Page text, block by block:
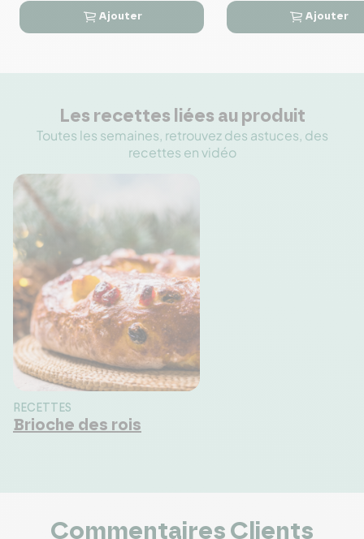
 
Ajouter
 
Ajouter
Les recettes liées au produit
Toutes les semaines, retrouvez des astuces, des
recettes en vidéo
RECETTES
Brioche des rois
Commentaires Clients